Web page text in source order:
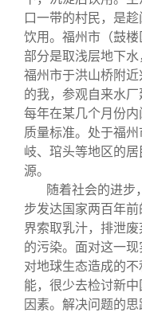
口一带的村民，是
饮用。福州市（鼓
部分是取浅层地下水
福州市于洪山桥附
的我，参观自来水厂
每年在某几个月份
质量标准。处于福
岐、琯头等地区的
源。
随着社会的进步
步发达国家两百年
界索取乳汁，排泄
的污染。面对这一
对地球生态造成的
能，很少去检讨新
因素。解决问题的